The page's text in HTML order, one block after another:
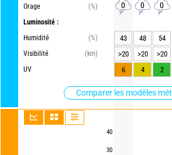
Orage
(%)
Luminosité :
Humidité
(%)
Visibilité
(km)
UV
Comparer les modèles
40
30
0 0 0
43 48 54
>20
>20 >20
6
4 2